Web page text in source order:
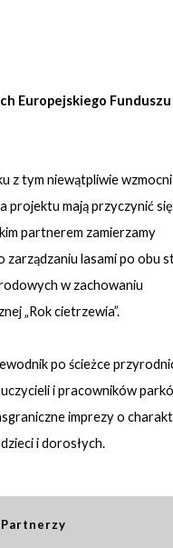
Europejskiego Funduszu
z tym niewątpliwie
projektu mają przyczynić
partnerem zamierzamy
lasami po obu
w zachowaniu
„Rok cietrzewia”.
po ścieżce
i pracowników
imprezy o
i dorosłych.
Partnerzy